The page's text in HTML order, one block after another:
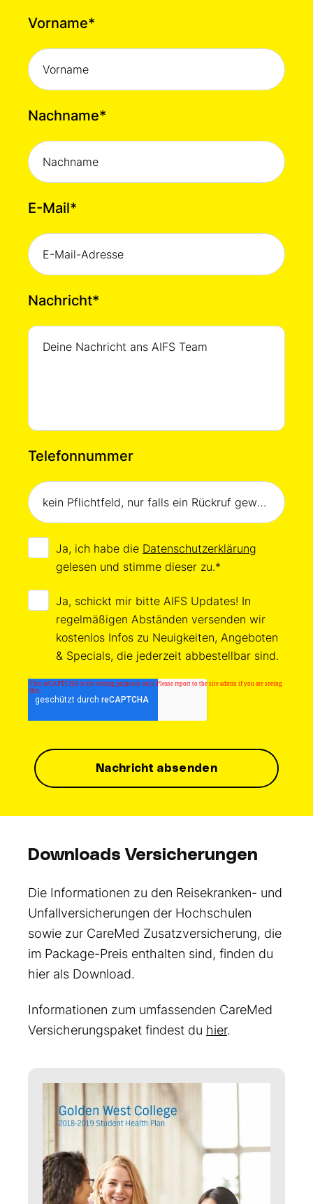
Vorname*
Nachname*
E-Mail*
Nachricht*
Telefonnummer
Ja, ich habe die Datenschutzerklärung
gelesen und stimme dieser zu.*
Ja, schickt mir bitte AIFS Updates! In
regelmäßigen Abständen versenden wir
kostenlos Infos zu Neuigkeiten, Angeboten
& Specials, die jederzeit abbestellbar sind.
Downloads Versicherungen
Die Informationen zu den Reisekranken- und
Unfallversicherungen der Hochschulen
sowie zur CareMed Zusatzversicherung, die
im Package-Preis enthalten sind, finden du
hier als Download.
Informationen zum umfassenden CareMed
Versicherungspaket findest du hier.